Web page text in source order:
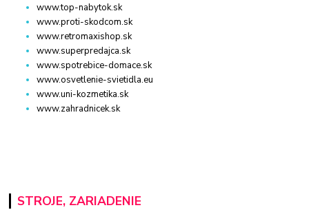
www.top-nabytok.sk
www.proti-skodcom.sk
www.retromaxishop.sk
www.superpredajca.sk
www.spotrebice-domace.sk
www.osvetlenie-svietidla.eu
www.uni-kozmetika.sk
www.zahradnicek.sk
STROJE, ZARIADENIE